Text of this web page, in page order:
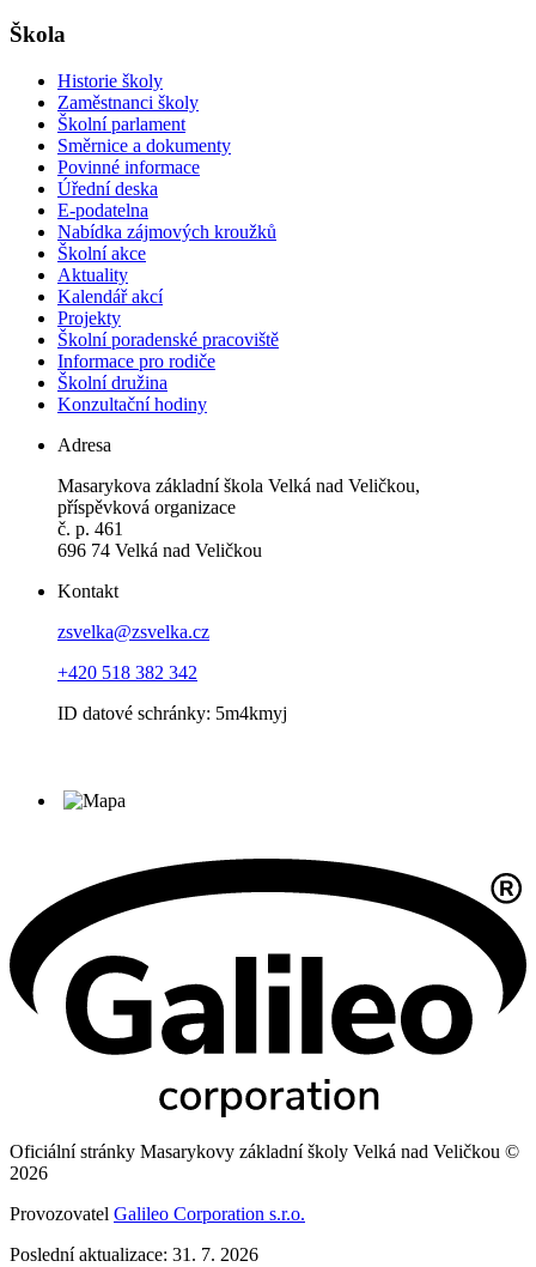
Škola
Historie školy
Zaměstnanci školy
Školní parlament
Směrnice a dokumenty
Povinné informace
Úřední deska
E-podatelna
Nabídka zájmových kroužků
Školní akce
Aktuality
Kalendář akcí
Projekty
Školní poradenské pracoviště
Informace pro rodiče
Školní družina
Konzultační hodiny
Adresa
Masarykova základní škola Velká nad Veličkou,
příspěvková organizace
č. p. 461
696 74 Velká nad Veličkou
Kontakt
zsvelka@zsvelka.cz
+420 518 382 342
ID datové schránky: 5m4kmyj
Oficiální stránky Masarykovy základní školy Velká nad Veličkou ©
2026
Provozovatel Galileo Corporation s.r.o.
Poslední aktualizace: 31. 7. 2026